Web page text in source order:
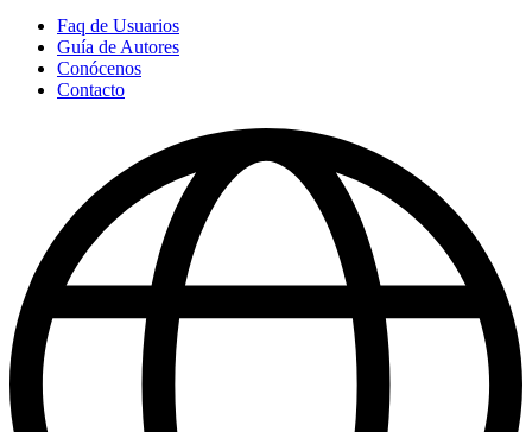
Faq de Usuarios
Guía de Autores
Conócenos
Contacto